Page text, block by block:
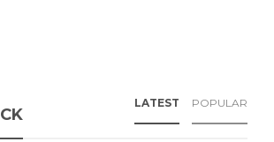
LATEST POPULAR